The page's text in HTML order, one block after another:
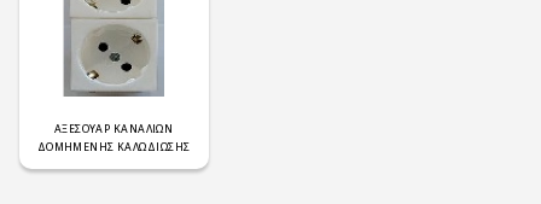
ΑΞΕΣΟΥΑΡ ΚΑΝΑΛΙΩΝ
ΔΟΜΗΜΕΝΗΣ ΚΑΛΩΔΙΩΣΗΣ